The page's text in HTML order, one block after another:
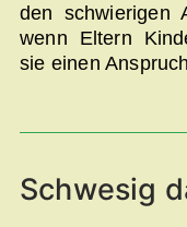
den schwierigen
wenn Eltern
sie einen
Schwesig